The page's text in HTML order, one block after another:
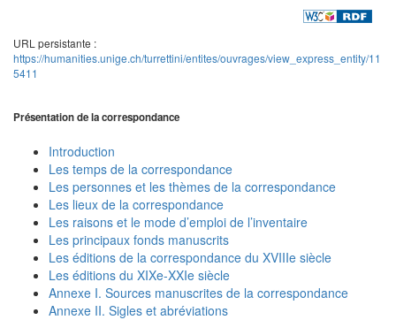
URL persistante :
https://humanities.unige.ch/turrettini/entites/ouvrages/view_express_entity/11
5411
Présentation de la correspondance
Introduction
Les temps de la correspondance
Les personnes et les thèmes de la correspondance
Les lieux de la correspondance
Les raisons et le mode d’emploi de l’inventaire
Les principaux fonds manuscrits
Les éditions de la correspondance du XVIIIe siècle
Les éditions du XIXe-XXIe siècle
Annexe I. Sources manuscrites de la correspondance
Annexe II. Sigles et abréviations